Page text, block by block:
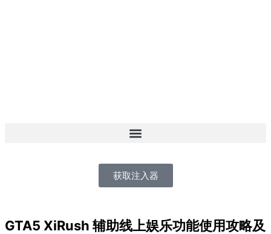
获取注入器
GTA5 XiRush 辅助线上娱乐功能使用攻略及